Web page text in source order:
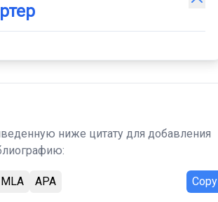
ниже цитату для добавления
MLA APA Copy